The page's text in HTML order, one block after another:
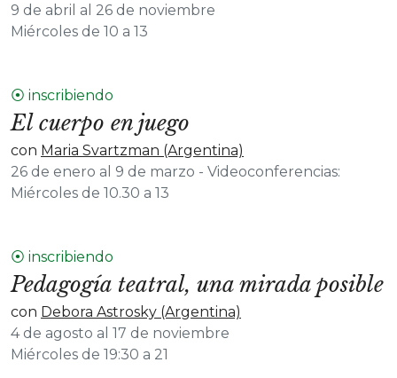
9 de abril al 26 de noviembre
Miércoles de 10 a 13
⦿ inscribiendo
El cuerpo en juego
con Maria Svartzman (Argentina)
26 de enero al 9 de marzo - Videoconferencias:
Miércoles de 10.30 a 13
⦿ inscribiendo
Pedagogía teatral, una mirada posible
con Debora Astrosky (Argentina)
4 de agosto al 17 de noviembre
Miércoles de 19:30 a 21